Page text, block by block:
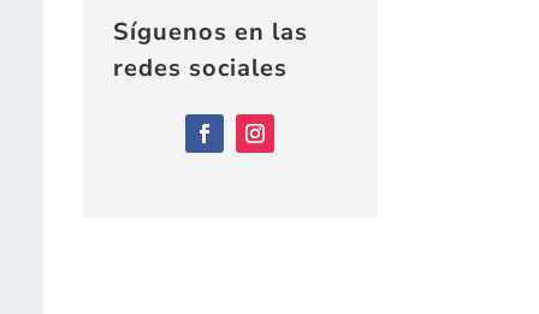
Síguenos en las
redes sociales